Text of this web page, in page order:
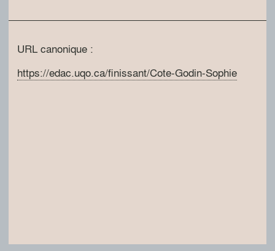
URL canonique :
https://edac.uqo.ca/finissant/Cote-Godin-Sophie